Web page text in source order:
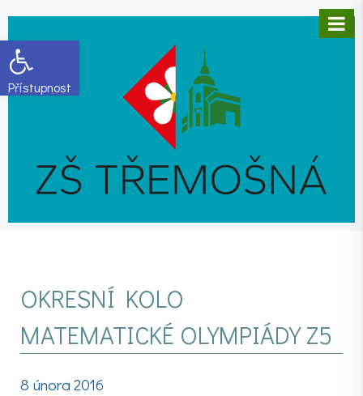
Open toolbar
OKRESNÍ KOLO
MATEMATICKÉ OLYMPIÁDY Z5
8 února 2016